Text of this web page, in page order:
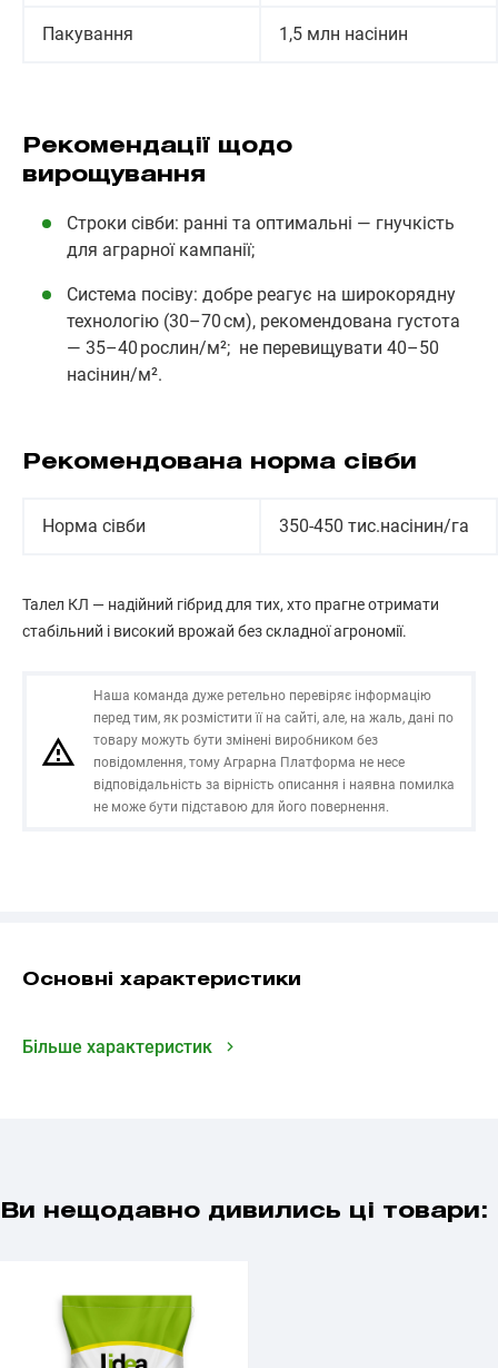
Пакування 1,5 млн насінин
Рекомендації щодо
вирощування
Строки сівби: ранні та оптимальні — гнучкість
для аграрної кампанії;
Система посіву: добре реагує на широкорядну
технологію (30–70 см), рекомендована густота
— 35–40 рослин/м²; не перевищувати 40–50
насінин/м².
Рекомендована норма сівби
Норма сівби 350-450 тис.насінин/га
Талел КЛ — надійний гібрид для тих, хто прагне отримати
стабільний і високий врожай без складної агрономії.
Наша команда дуже ретельно перевіряє інформацію
перед тим, як розмістити її на сайті, але, на жаль, дані по
товару можуть бути змінені виробником без
повідомлення, тому Аграрна Платформа не несе
відповідальність за вірність описання і наявна помилка
не може бути підставою для його повернення.
Основні характеристики
Більше характеристик
Ви нещодавно дивились ці товари: